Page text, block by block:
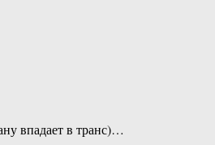
впадает в транс)…